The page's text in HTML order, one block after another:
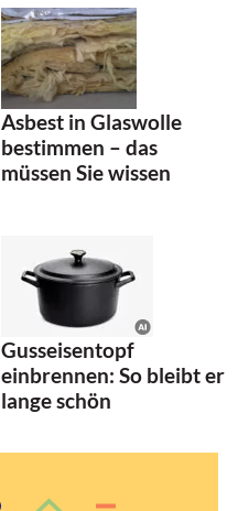
Asbest in Glaswolle
bestimmen – das
müssen Sie wissen
Gusseisentopf
einbrennen: So bleibt er
lange schön